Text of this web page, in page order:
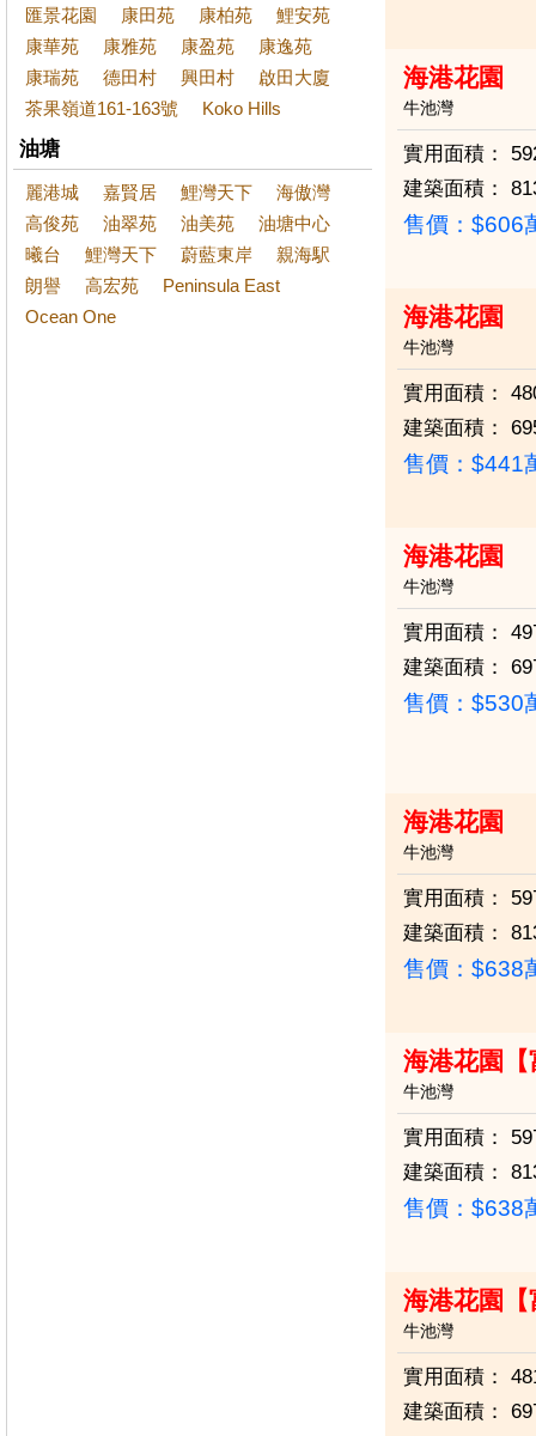
匯景花園 康田苑 康柏苑
鯉安苑
康華苑
康雅苑 康盈苑
康逸苑
康瑞苑
德田村 興田村
啟田大廈
茶果嶺道161-163號
Koko Hills
油塘
麗港城 嘉賢居 鯉灣天下
海傲灣
高俊苑
油翠苑 油美苑
油塘中心
曦台
鯉灣天下 蔚藍東岸
親海駅
朗譽
高宏苑
Peninsula East
Ocean One
海港花園
牛池灣
實用面積：
建築面積：
售價： $606
海港花園
牛池灣
實用面積：
建築面積：
售價： $441
海港花園
牛池灣
實用面積：
建築面積：
售價： $530
海港花園
牛池灣
實用面積：
建築面積：
售價： $638
海港花園
牛池灣
實用面積：
建築面積：
售價： $638
海港花園
牛池灣
實用面積：
建築面積：